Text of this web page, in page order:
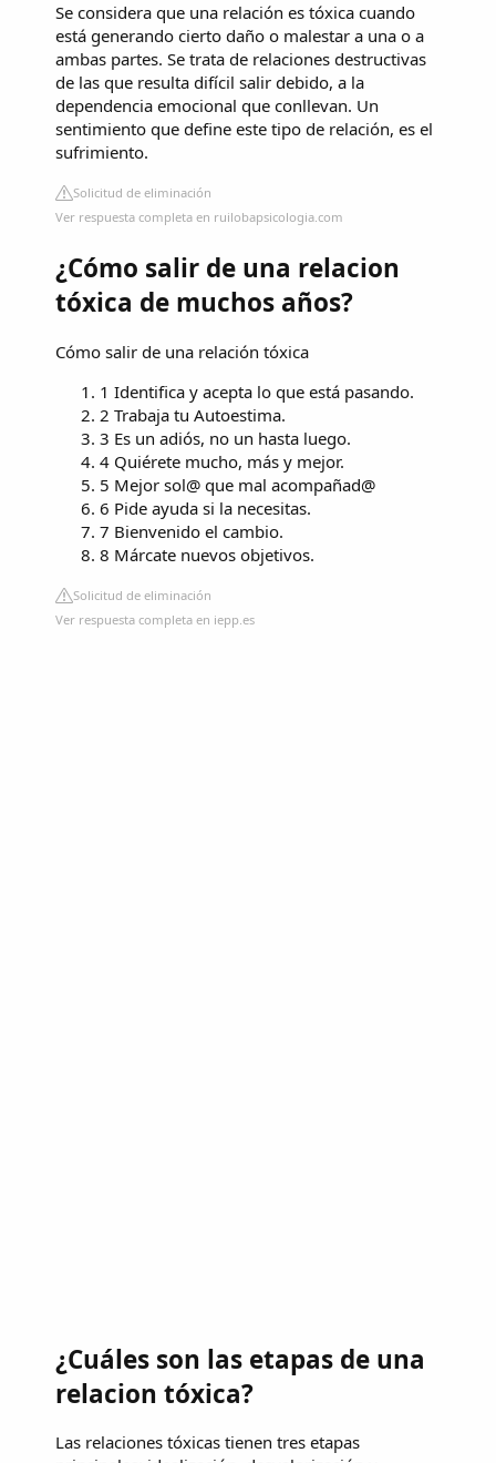
Se considera que una relación es tóxica cuando
está generando cierto daño o malestar a una o a
ambas partes. Se trata de relaciones destructivas
de las que resulta difícil salir debido, a la
dependencia emocional que conllevan. Un
sentimiento que define este tipo de relación, es el
sufrimiento.
Solicitud de eliminación
Ver respuesta completa en ruilobapsicologia.com
¿Cómo salir de una relacion
tóxica de muchos años?
Cómo salir de una relación tóxica
1 Identifica y acepta lo que está pasando.
2 Trabaja tu Autoestima.
3 Es un adiós, no un hasta luego.
4 Quiérete mucho, más y mejor.
5 Mejor sol@ que mal acompañad@
6 Pide ayuda si la necesitas.
7 Bienvenido el cambio.
8 Márcate nuevos objetivos.
Solicitud de eliminación
Ver respuesta completa en iepp.es
¿Cuáles son las etapas de una
relacion tóxica?
Las relaciones tóxicas tienen tres etapas